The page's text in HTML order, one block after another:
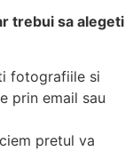
trebui sa alegeti
fotografiile si
prin email sau
pretul va